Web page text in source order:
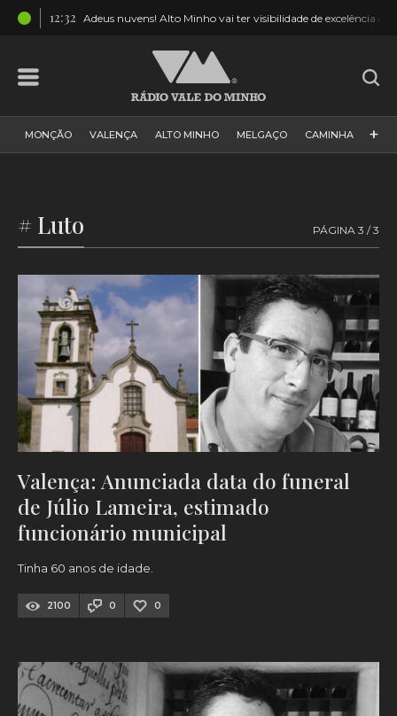
12:32 Adeus nuvens! Alto Minho vai ter visibilidade de excelência do
MONÇÃO VALENÇA ALTO MINHO MELGAÇO CAMINHA
VALE DO MINHO MINHO MUNDO ESPANHA NORTE
VILA PRAIA DE ÂNCORA
+
# Luto PÁGINA 3 / 3
Valença: Anunciada data do funeral
de Júlio Lameira, estimado
funcionário municipal
Tinha 60 anos de idade.
2100 0 0